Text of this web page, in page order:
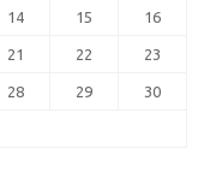
14 15 16
21 22 23
28 29 30